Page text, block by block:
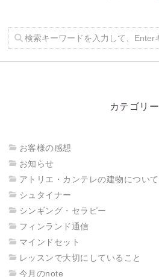
カテゴリー
お客様の感想
お知らせ
アトリエ・カンテレの建物について
シュタイナー
シンギング・セラピー
フィンランド通信
マインドセット
レッスンで大切にしていること
今月のnote